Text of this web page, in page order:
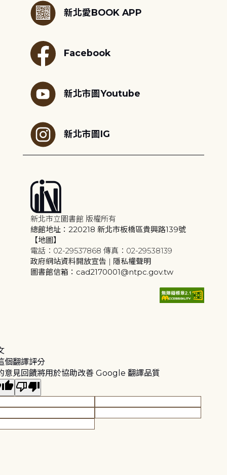
新北愛BOOK APP
Facebook
新北市圖Youtube
新北市圖IG
新北市立圖書館 版權所有
總館地址：220218 新北市板橋區貴興路139號
【地圖】
電話：02-29537868 傳真：02-29538139
政府網站資料開放宣告 | 隱私權聲明
圖書館信箱：cad2170001@ntpc.gov.tw
個翻譯評分
意見回饋將用於協助改善 Google 翻譯品質